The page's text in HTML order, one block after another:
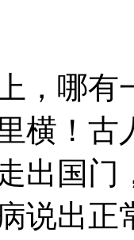
哪有
横！古
出国门
说出正